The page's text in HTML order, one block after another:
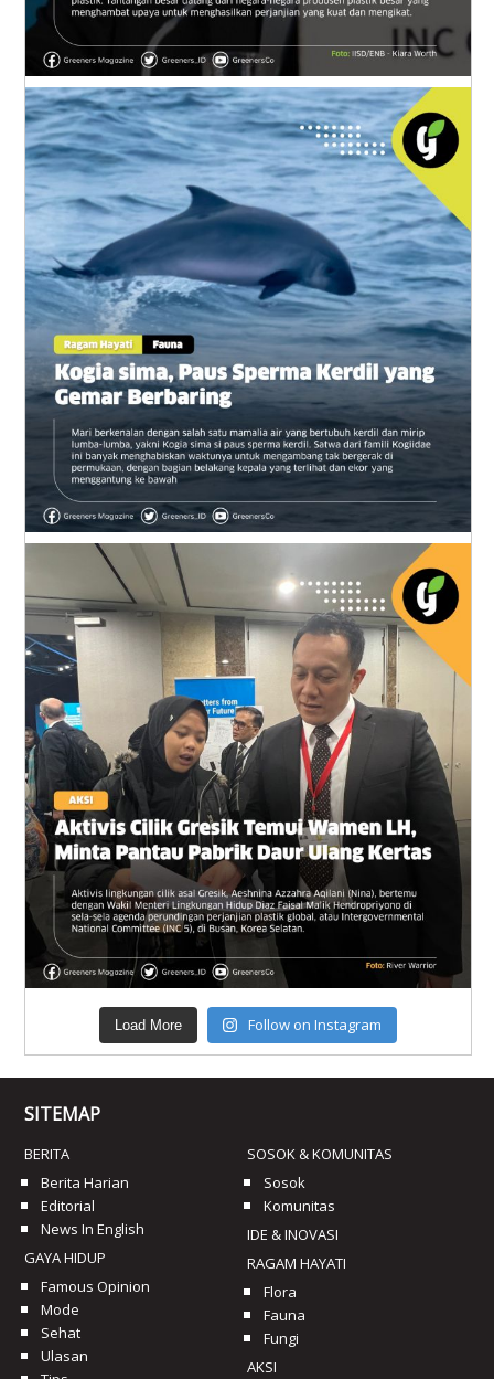
Load More Follow on Instagram
SITEMAP
BERITA
Berita Harian
Editorial
News In English
GAYA HIDUP
Famous Opinion
Mode
Sehat
Ulasan
SOSOK & KOMUNITAS
Sosok
Komunitas
IDE & INOVASI
RAGAM HAYATI
Flora
Fauna
Fungi
AKSI